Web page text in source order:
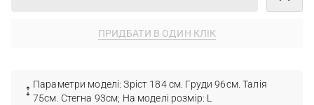
ПРИДБАТИ В ОДИН КЛІК
Параметри моделі: Зріст 184 см. Груди 96см. Талія
75см. Стегна 93см; На моделі розмір: L